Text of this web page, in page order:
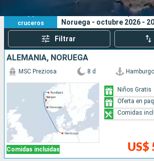
11
cruceros
Sus criterios de búsqueda:
Noruega - octubre 2026 -
Filtrar
ALEMANIA, NORUEGA
Comidas incluidas
MSC Preziosa 8 d Hamburgo
US$
Niños Gratis
Oferta en
Comidas